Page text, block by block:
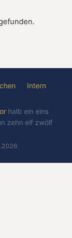
Intern
halb ein eins
zehn elf zwölf